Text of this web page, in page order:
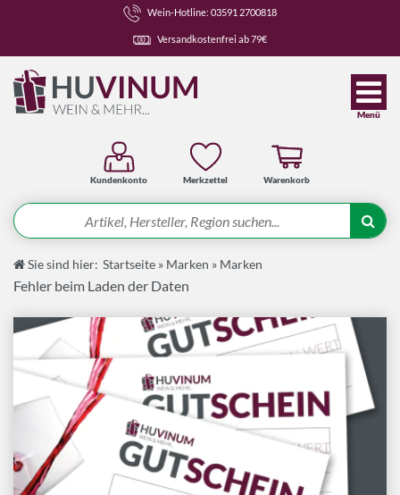
Wein-Hotline: 03591 2700818
Versandkostenfrei ab 79€
Kundenkonto Merkzettel Warenkorb
Menü
Angebote
Wein-Pakete
Spirituosen-Pakete
Geschenk-Pakete
Weine
Spirituosen
Marken
Inspiration
Sie sind hier: Startseite » Marken » Marken
Fehler beim Laden der Daten